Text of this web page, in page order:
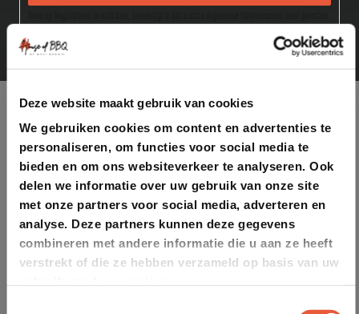
Deze website maakt gebruik van cookies
We gebruiken cookies om content en advertenties te
personaliseren, om functies voor social media te
bieden en om ons websiteverkeer te analyseren. Ook
delen we informatie over uw gebruik van onze site
met onze partners voor social media, adverteren en
analyse. Deze partners kunnen deze gegevens
combineren met andere informatie die u aan ze heeft
verstrekt of die ze hebben verzameld op basis van uw